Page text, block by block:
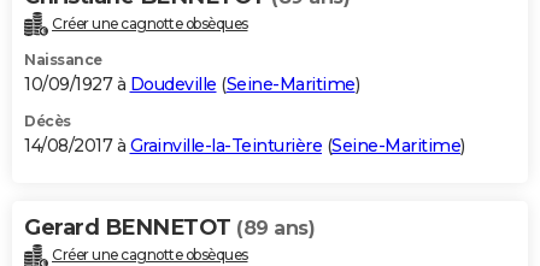
Créer une cagnotte obsèques
Naissance
10/09/1927 à Doudeville (Seine-Maritime)
Décès
14/08/2017 à Grainville-la-Teinturière (Seine-Maritime)
Gerard BENNETOT (89 ans)
Créer une cagnotte obsèques